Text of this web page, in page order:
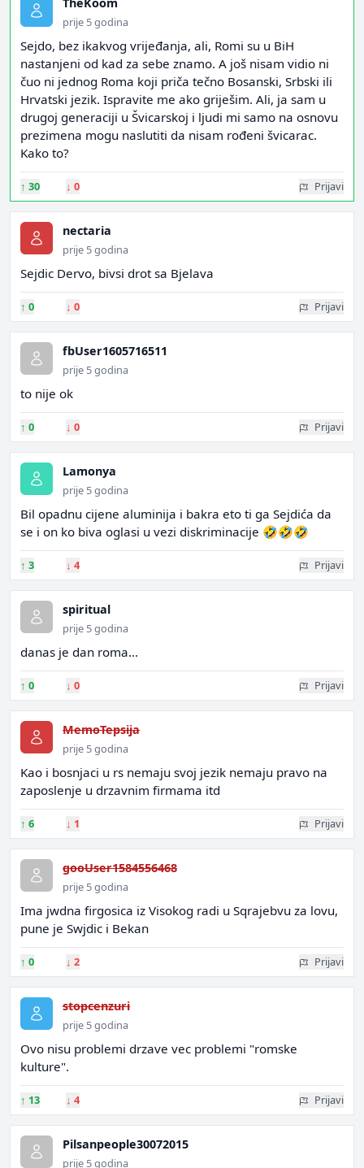
prije 5 godina
Sejdo, bez ikakvog vrijeđanja, ali, Romi su u BiH
nastanjeni od kad za sebe znamo. A još nisam vidio ni
čuo ni jednog Roma koji priča tečno Bosanski, Srbski ili
Hrvatski jezik. Ispravite me ako griješim. Ali, ja sam u
drugoj generaciji u Švicarskoj i ljudi mi samo na osnovu
prezimena mogu naslutiti da nisam rođeni švicarac.
Kako to?
↑ 30 ↓ 0 Prijavi
nectaria
prije 5 godina
Sejdic Dervo, bivsi drot sa Bjelava
↑ 0 ↓ 0 Prijavi
fbUser1605716511
prije 5 godina
to nije ok
↑ 0 ↓ 0 Prijavi
Lamonya
prije 5 godina
Bil opadnu cijene aluminija i bakra eto ti ga Sejdića da
se i on ko biva oglasi u vezi diskriminacije 🤣🤣🤣
↑ 3 ↓ 4 Prijavi
spiritual
prije 5 godina
danas je dan roma...
↑ 0 ↓ 0 Prijavi
MemoTepsija
prije 5 godina
Kao i bosnjaci u rs nemaju svoj jezik nemaju pravo na
zaposlenje u drzavnim firmama itd
↑ 6 ↓ 1 Prijavi
gooUser1584556468
prije 5 godina
Ima jwdna firgosica iz Visokog radi u Sqrajebvu za lovu,
pune je Swjdic i Bekan
↑ 0 ↓ 2 Prijavi
stopcenzuri
prije 5 godina
Ovo nisu problemi drzave vec problemi "romske
kulture".
↑ 13 ↓ 4 Prijavi
Pilsanpeople30072015
prije 5 godina